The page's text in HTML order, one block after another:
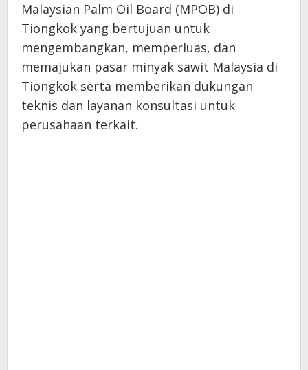
Malaysian Palm Oil Board (MPOB) di
Tiongkok yang bertujuan untuk
mengembangkan, memperluas, dan
memajukan pasar minyak sawit Malaysia di
Tiongkok serta memberikan dukungan
teknis dan layanan konsultasi untuk
perusahaan terkait.